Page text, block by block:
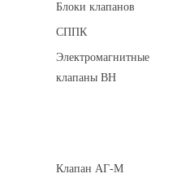
Блоки клапанов
СППК
Электромагнитные
клапаны ВН
Клапан АГ-М